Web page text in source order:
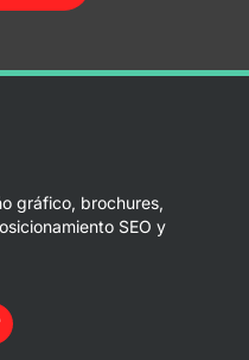
gráfico, brochures,
SEO y